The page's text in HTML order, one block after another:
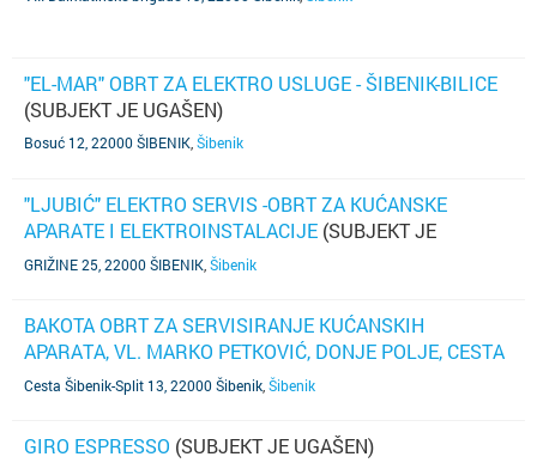
"EL-MAR" OBRT ZA ELEKTRO USLUGE - ŠIBENIK-BILICE
(SUBJEKT JE UGAŠEN)
Bosuć 12, 22000 ŠIBENIK Šibenik
"LJUBIĆ" ELEKTRO SERVIS -OBRT ZA KUĆANSKE
APARATE I ELEKTROINSTALACIJE (SUBJEKT JE
UGAŠEN)
GRIŽINE 25, 22000 ŠIBENIK Šibenik
BAKOTA OBRT ZA SERVISIRANJE KUĆANSKIH
APARATA, VL. MARKO PETKOVIĆ, DONJE POLJE, CESTA
ŠIBENIK-SPLIT 13(SUBJEKT JE UGAŠEN)
Cesta Šibenik-Split 13, 22000 Šibenik Šibenik
GIRO ESPRESSO (SUBJEKT JE UGAŠEN)